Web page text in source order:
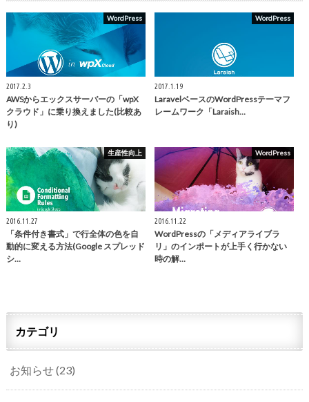
WordPress
2017.2.3
AWSからエックスサーバーの「wpX
クラウド」に乗り換えました(比較あ
り)
WordPress
2017.1.19
LaravelベースのWordPressテーマフ
レームワーク「Laraish…
生産性向上
2016.11.27
「条件付き書式」で行全体の色を自
動的に変える方法(Google スプレッド
シ…
WordPress
2016.11.22
WordPressの「メディアライブラ
リ」のインポートが上手く行かない
時の解…
カテゴリ
お知らせ(23)